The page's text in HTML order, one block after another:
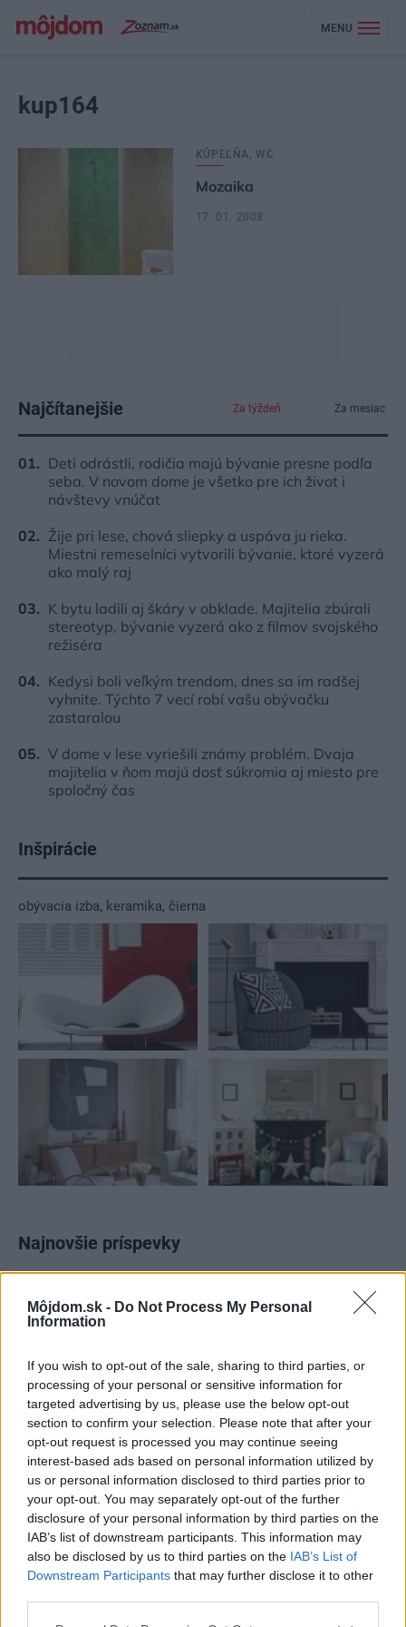
Môjdom.sk - Do Not Process My Personal
Information
If you wish to opt-out of the sale, sharing to third parties, or
processing of your personal or sensitive information for
targeted advertising by us, please use the below opt-out
section to confirm your selection. Please note that after your
opt-out request is processed you may continue seeing
interest-based ads based on personal information utilized by
us or personal information disclosed to third parties prior to
your opt-out. You may separately opt-out of the further
disclosure of your personal information by third parties on the
IAB’s list of downstream participants. This information may
also be disclosed by us to third parties on the IAB’s List of
Downstream Participants that may further disclose it to other
MENU
kup164
KÚPEĽŇA, WC
Mozaika
17. 01. 2008
Najčítanejšie Za týždeň Za mesiac
Deti odrástli, rodičia majú bývanie presne podľa
seba. V novom dome je všetko pre ich život i
návštevy vnúčat
Žije pri lese, chová sliepky a uspáva ju rieka.
Miestni remeselníci vytvorili bývanie, ktoré vyzerá
ako malý raj
K bytu ladili aj škáry v obklade. Majitelia zbúrali
stereotyp, bývanie vyzerá ako z filmov svojského
režiséra
Kedysi boli veľkým trendom, dnes sa im radšej
vyhnite. Týchto 7 vecí robí vašu obývačku
zastaralou
V dome v lese vyriešili známy problém. Dvaja
majitelia v ňom majú dosť súkromia aj miesto pre
spoločný čas
Inšpirácie
obývacia izba, keramika, čierna
Najnovšie príspevky
Re: Takto sa rieši málo úložného miesta. V tomto byte
stačil jeden prvok | Môjdom.sk
Re: Takto sa rieši málo úložného miesta. V tomto byte
stačil jeden prvok | Môjdom.sk
Dizajn je to nádherný, tá brezová preglejka a čisté línie vyzerajú super.
Ale vždy, keď…
Re: Toto je najväčší mýtus pri ošetrení dreva a môže vás
vyjsť draho. Ako ho ochrániť pred hnitím a škodcami?
clovek by cakal ze vysusene drahe drevo bolo predtym naparovane aby
sa zbavilo zarodkov skodcov...